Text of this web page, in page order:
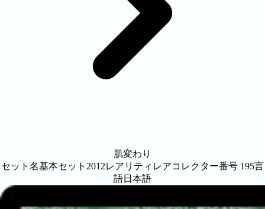
肌変わり
セット名基本セット2012レアリティ レアコレクター番号 195言
語日本語